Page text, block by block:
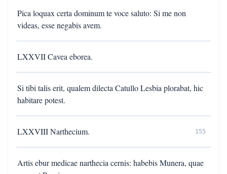
Pica loquax certa dominum te voce saluto: Si me non
videas, esse negabis avem.
LXXVII Cavea eborea.
Si tibi talis erit, qualem dilecta Catullo Lesbia plorabat, hic
habitare potest.
LXXVIII Narthecium. 155
Artis ebur medicae narthecia cernis: habebis Munera, quae